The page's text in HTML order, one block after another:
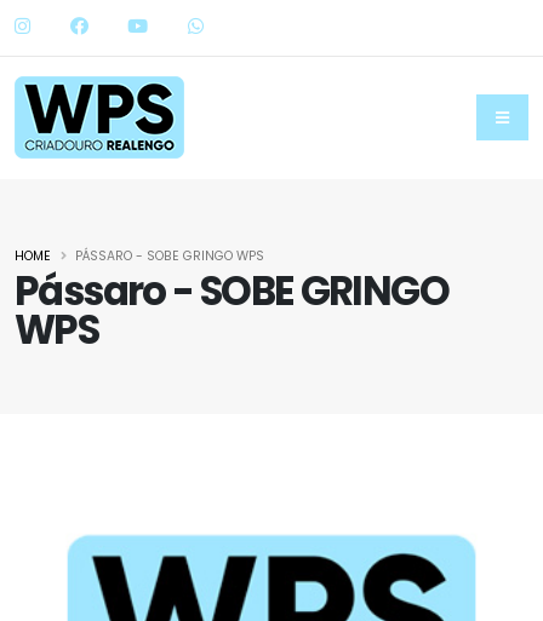
Pássaro - SOBE GRINGO
WPS
HOME PÁSSARO - SOBE GRINGO WPS